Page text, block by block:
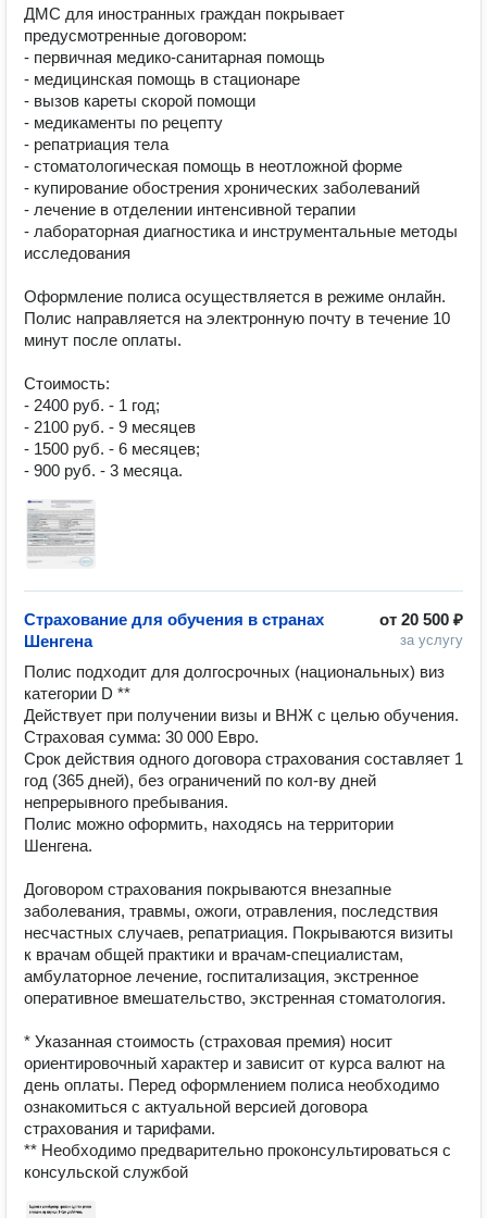
ДМС для иностранных граждан покрывает
предусмотренные договором:
- первичная медико-санитарная помощь
- медицинская помощь в стационаре
- вызов кареты скорой помощи
- медикаменты по рецепту
- репатриация тела
- стоматологическая помощь в неотложной форме
- купирование обострения хронических заболеваний
- лечение в отделении интенсивной терапии
- лабораторная диагностика и инструментальные методы
исследования
Оформление полиса осуществляется в режиме онлайн.
Полис направляется на электронную почту в течение 10
минут после оплаты.
Стоимость:
- 2400 руб. - 1 год;
- 2100 руб. - 9 месяцев
- 1500 руб. - 6 месяцев;
от 20 500 ₽
за услугу
Страхование для обучения в странах
Шенгена
Полис подходит для долгосрочных (национальных) виз
категории D **
Действует при получении визы и ВНЖ с целью обучения.
Страховая сумма: 30 000 Евро.
Срок действия одного договора страхования составляет 1
год (365 дней), без ограничений по кол-ву дней
непрерывного пребывания.
Полис можно оформить, находясь на территории
Шенгена.
Договором страхования покрываются внезапные
заболевания, травмы, ожоги, отравления, последствия
несчастных случаев, репатриация. Покрываются визиты
к врачам общей практики и врачам-специалистам,
амбулаторное лечение, госпитализация, экстренное
оперативное вмешательство, экстренная стоматология.
* Указанная стоимость (страховая премия) носит
ориентировочный характер и зависит от курса валют на
день оплаты. Перед оформлением полиса необходимо
ознакомиться с актуальной версией договора
страхования и тарифами.
** Необходимо предварительно проконсультироваться с
консульской службой